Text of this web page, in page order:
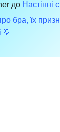
до Настінні
бра, їх
💡